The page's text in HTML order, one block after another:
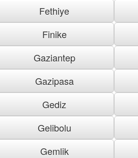
Fethiye
Finike
Gaziantep
Gazipasa
Gediz
Gelibolu
Gemlik